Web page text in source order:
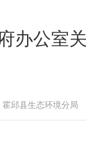
办公室
霍邱县生态环境分局